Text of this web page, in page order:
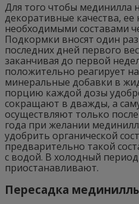
Для того чтобы мединилла
декоративные качества,
необходимыми составами
Подкормки вносят один
последних дней первого
заканчивая до первой
положительно реагирует
минеральные добавки в
порцию каждой дозы
сокращают в дважды, а
осуществляют только
года при желании
удобрить органической
предварительно такой
с водой. В холодный
приостанавливают.
Пересадка